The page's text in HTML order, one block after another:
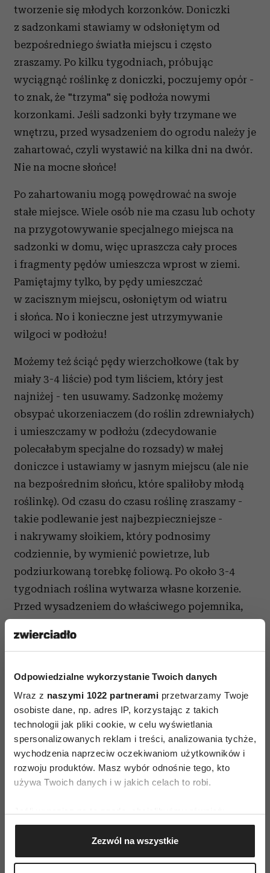
Odpowiedzialne wykorzystanie Twoich danych
Wraz z naszymi 1022 partnerami przetwarzamy Twoje
osobiste dane, np. adres IP, korzystając z takich
technologii jak pliki cookie, w celu wyświetlania
spersonalizowanych reklam i treści, analizowania tychże,
wychodzenia naprzeciw oczekiwaniom użytkowników i
rozwoju produktów. Masz wybór odnośnie tego, kto
używa Twoich danych i w jakich celach to robi.
Gromadzić dane dotyczące Twojej lokalizacji
geograficznej z dokładnością nawet do kilku metrów
Identyfikować Twoje urządzenie, aktywnie
Zezwól na wszystkie
tworzenie się młodych korzonków. Doniczki
z sadzonkami stawiamy w odsłoniętym od
bezpośredniego światła miejscu i często
zraszamy. Po kilku tygodniach, próbując
wyciągnąć roślinkę z doniczki, poczujemy opór -
to znak, że "trzyma" się podłoża nowymi
korzonkami. Jeśli sadzonki były trzymane we
wnętrzu, przed wysadzeniem do ogrodu należy je
zahartować, czyli wystawić na kilka dni na dwór.
Nie na mocne słońce!
Po zahartowaniu mogą powędrować na swoje
stałe miejsce. Wiele osób nie ma czasu lub ochoty
na przygotowywanie specjalnego miejsca na
sadzonki w domu, więc upraszcza cały proces
i fragmenty pędów umieszcza wprost w ziemi.
Pamiętajmy tylko, by pędy umieszczać
w zacisznym miejscu, osłoniętym od wiatru
i słońca. No i konieczne jest utrzymywanie
wilgoci w podłożu!
Możemy też ściąć pędy wierzchołkowe (tak by
miały 3-4 liście) pod tym liściem, który jest
najniżej - ten usuwamy. Sadzonkę możemy
obsypać ukorzeniaczem (do roślin zdrewniałych)
i umieszczamy w podłożu (zdecydowanie
polecałabym specjalne do rozsady) w małej
doniczce i ustawiamy w jasnym miejscu (ale nie
na bezpośrednim słońcu, które spaliłoby młodą
roślinkę). Od czasu do czasu roślinę zraszamy -
takie podlewanie jest najbezpieczniejsze -
i nakrywamy słoikiem, który podnosimy
codziennie, by wymienić powietrze, lub
podziurkowaną torebkę foliową. Po około 3-4
tygodniach roślina wytwarza własne korzenie.
Przed wysadzeniem do właściwego pojemnika,
Z wycieczką na dwór poczekajmy, aż ustabilizuje
pokrzywki), fuksje, margerytki, heliotropy. To
jeśli chodzi o rośliny, które najczęściej są
hodowane w pojemnikach, a co z całą resztą?
(...)